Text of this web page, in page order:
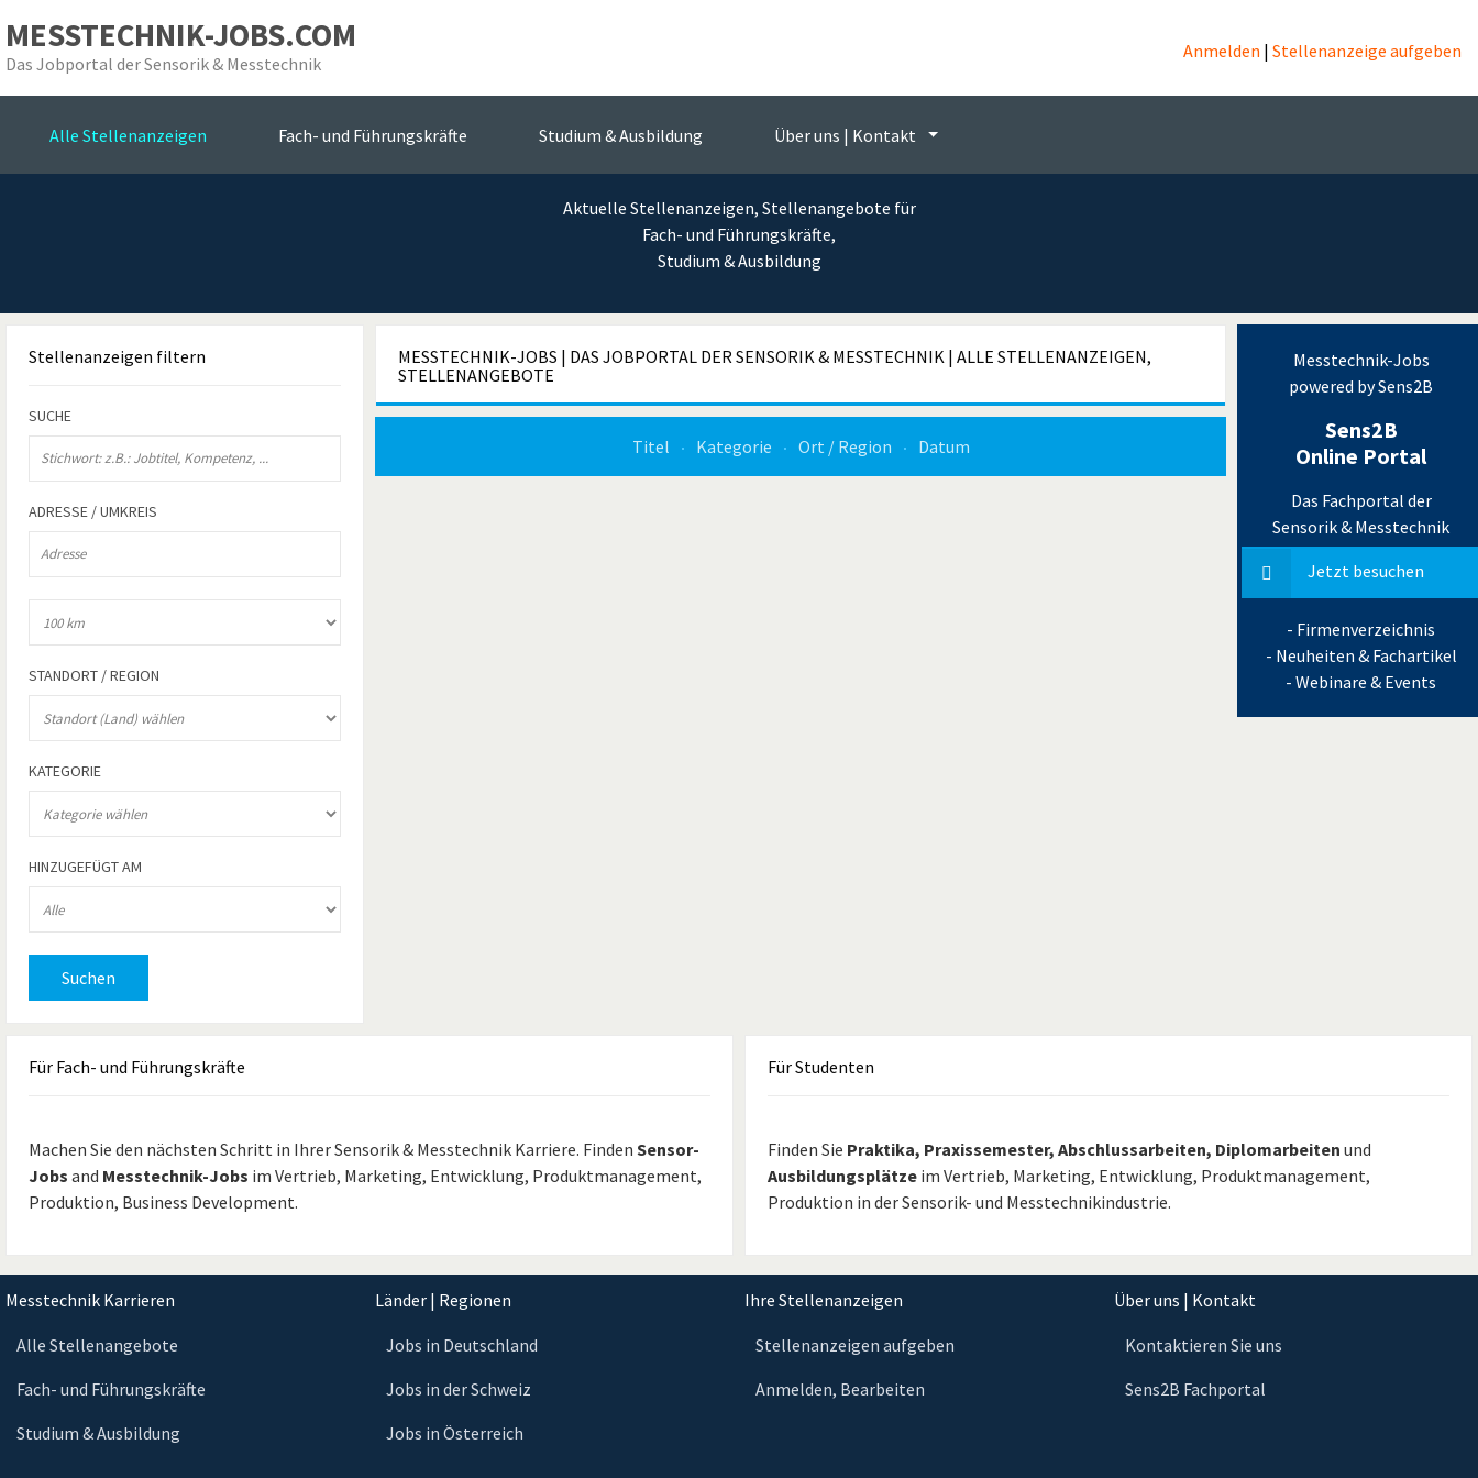
MESSTECHNIK-JOBS.COM
Das Jobportal der Sensorik & Messtechnik
Anmelden | Stellenanzeige aufgeben
Alle Stellenanzeigen Fach- und Führungskräfte Studium & Ausbildung Über uns | Kontakt
die Jobbörse der Sensorik und Messtechnik
Aktuelle Stellenanzeigen, Stellenangebote für
Fach- und Führungskräfte,
Studium & Ausbildung
MESSTECHNIK-JOBS | DAS JOBPORTAL DER SENSORIK & MESSTECHNIK | ALLE STELLENANZEIGEN,
STELLENANGEBOTE
Titel Kategorie Ort / Region Datum
Stellenanzeigen filtern
SUCHE
ADRESSE / UMKREIS
STANDORT / REGION
KATEGORIE
HINZUGEFÜGT AM
Suchen
Messtechnik-Jobs
powered by Sens2B
Sens2B
Online Portal
Das Fachportal der
Sensorik & Messtechnik
Jetzt besuchen
- Firmenverzeichnis
- Neuheiten & Fachartikel
- Webinare & Events
Für Fach- und Führungskräfte
Machen Sie den nächsten Schritt in Ihrer Sensorik & Messtechnik Karriere. Finden Sensor-
Jobs and Messtechnik-Jobs im Vertrieb, Marketing, Entwicklung, Produktmanagement,
Produktion, Business Development.
FürStudenten
Finden Sie Praktika, Praxissemester, Abschlussarbeiten, Diplomarbeiten und
Ausbildungsplätze im Vertrieb, Marketing, Entwicklung, Produktmanagement,
Produktion in der Sensorik- und Messtechnikindustrie.
Messtechnik Karrieren
Alle Stellenangebote
Fach- und Führungskräfte
Studium & Ausbildung
Länder | Regionen
Jobs in Deutschland
Jobs in der Schweiz
Jobs in Österreich
Ihre Stellenanzeigen
Stellenanzeigen aufgeben
Anmelden, Bearbeiten
Über uns | Kontakt
Kontaktieren Sie uns
Sens2B Fachportal